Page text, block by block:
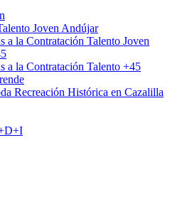
Joven Andújar
a la Contratación Talento Joven
a la Contratación Talento +45
Recreación Histórica en Cazalilla